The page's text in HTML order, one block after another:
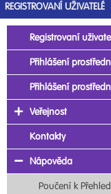
REGISTROVANÍ UŽIVATELÉ
Registrovaní
Přihlášení
Přihlášení
Veřejnost
Kontakty
Nápověda
Poučení k